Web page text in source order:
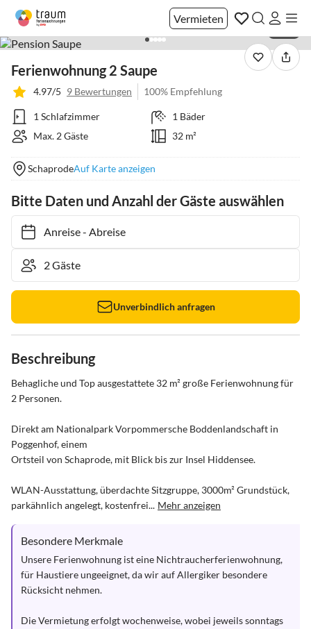
Vermieten
Ferienwohnung 2 Saupe
4.97/5 9 Bewertungen 100% Empfehlung
1 Schlafzimmer
1 Bäder
Max. 2 Gäste
32 m²
SchaprodeAuf Karte anzeigen
Bitte Daten und Anzahl der Gäste auswählen
Anreise- Abreise
Unverbindlich anfragen
Beschreibung
Behagliche und Top ausgestattete 32 m² große Ferienwohnung für
2 Personen.
Direkt am Nationalpark Vorpommersche Boddenlandschaft in
Poggenhof, einem
Ortsteil von Schaprode, mit Blick bis zur Insel Hiddensee.
WLAN-Ausstattung, überdachte Sitzgruppe, 3000m² Grundstück,
parkähnlich angelegt, kostenfrei... Mehr anzeigen
Besondere Merkmale
Unsere Ferienwohnung ist eine Nichtraucherferienwohnung,
für Haustiere ungeeignet, da wir auf Allergiker besondere
Rücksicht nehmen.
Die Vermietung erfolgt wochenweise, wobei jeweils sonntags